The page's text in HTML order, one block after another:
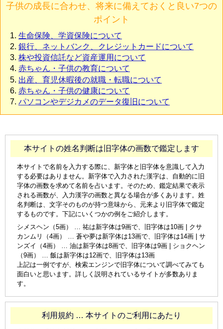
子供の成長に合わせ、将来に備えておくと良い7つの
ポイント
生命保険、学資保険について
銀行、ネットバンク、クレジットカードについて
株や投資信託など資産運用について
赤ちゃん・子供の教育について
出産、育児休暇後の就職・転職について
赤ちゃん・子供の健康について
パソコンやデジカメのデータ復旧について
本サイトの姓名判断は旧字体の画数で鑑定します
本サイトで名前を入力する際に、新字体と旧字体を意識して入力
する必要はありません。新字体で入力された漢字は、自動的に旧
字体の画数を求めて名前を占います。そのため、鑑定結果で表示
される画数が、入力漢字の画数と異なる場合が多くあります。姓
名判断は、文字そのものが持つ意味から、元来より旧字体で鑑定
するものです。下記にいくつかの例をご紹介します。
シメスヘン（5画） … 祐は新字体は9画で、旧字体は10画 | クサ
カンムリ（4画） … 蒼や夢は新字体は13画で、旧字体は14画 | サ
ンズイ（4画） … 油は新字体は8画で、旧字体は9画 | ショクヘン
（9画） … 飯は新字体は12画で、旧字体は13画
上記は一例ですが、検索エンジンで旧字体について調べてみても
面白いと思います。詳しく説明されているサイトが多数ありま
す。
利用規約 … 本サイトのご利用にあたり